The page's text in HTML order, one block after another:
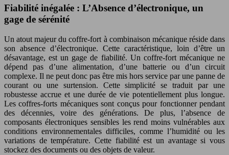
Fiabilité inégalée : L’Absence d’électronique, un
gage de sérénité
Un atout majeur du coffre-fort à combinaison mécanique réside dans
son absence d’électronique. Cette caractéristique, loin d’être un
désavantage, est un gage de fiabilité. Un coffre-fort mécanique ne
dépend pas d’une alimentation, d’une batterie ou d’un circuit
complexe. Il ne peut donc pas être mis hors service par une panne de
courant ou une surtension. Cette simplicité se traduit par une
robustesse accrue et une durée de vie potentiellement plus longue.
Les coffres-forts mécaniques sont conçus pour fonctionner pendant
des décennies, voire des générations. De plus, l’absence de
composants électroniques sensibles les rend moins vulnérables aux
conditions environnementales difficiles, comme l’humidité ou les
variations de température. Cette fiabilité est un avantage si vous
stockez des documents ou des objets de valeur.